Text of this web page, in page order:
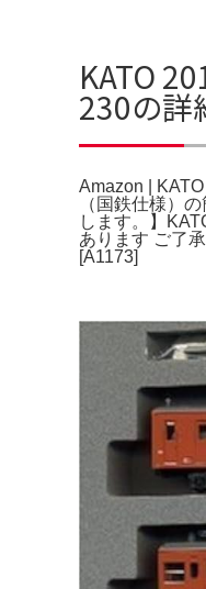
KATO
230の詳
Amazon |
（国鉄仕様）
します。】
あります ご了
[A1173]